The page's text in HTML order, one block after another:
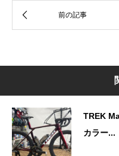
TREK
カラー...